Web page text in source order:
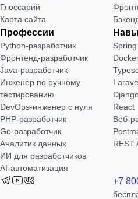
Глоссарий
Карта сайта
Профессии
Python-разработчик
Фронтенд-разработчик
Java-разработчик
Инженер по ручному
тестированию
DevOps-инженер с нуля
РНР-разработчик
Go-разработчик
Аналитик данных
ИИ для разработчиков
AI-автоматизация
React
Веб-
REST
+7